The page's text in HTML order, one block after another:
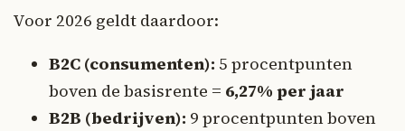
Voor 2026 geldt daardoor:
B2C (consumenten): 5 procentpunten
boven de basisrente = 6,27% per jaar
B2B (bedrijven): 9 procentpunten boven